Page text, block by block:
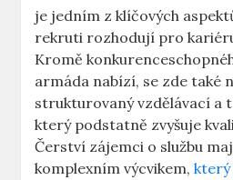
je jedním z klíčových
rekruti rozhodují pro
Kromě
armáda nabízí, se zde také
strukturovaný vzdělávací a
který podstatně zvyšuje
Čerství zájemci o službu
komplexním výcvikem,který